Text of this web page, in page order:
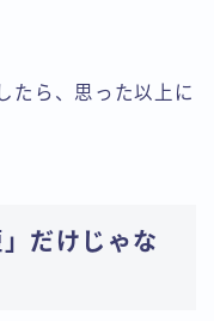
たら、思った以上に
だけじゃな